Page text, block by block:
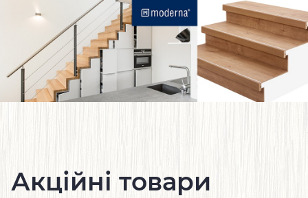
Акційні товари